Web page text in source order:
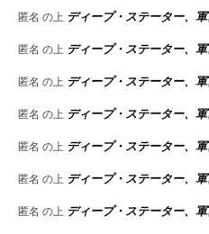
匿名 の上 ディープ・ステーター、
匿名 の上 ディープ・ステーター、
匿名 の上 ディープ・ステーター、
匿名 の上 ディープ・ステーター、
匿名 の上 ディープ・ステーター、
匿名 の上 ディープ・ステーター、
匿名 の上 ディープ・ステーター、